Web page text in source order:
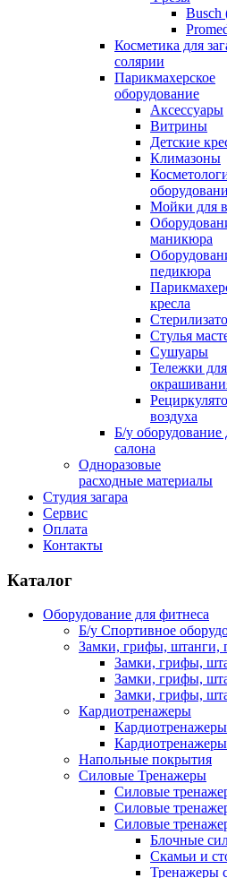
Busch
Косметика для
солярии
Парикмахерское
оборудование
Аксессуары
Витрины
Детские
Климазоны
Мойки для
маникюра
педикюра
кресла
Стулья
Сушуары
Тележки для
воздуха
Б/у оборудование
салона
Одноразовые
расходные материалы
Студия загара
Сервис
Оплата
Контакты
Каталог
Оборудование для фитнеса
Б/у Спортивное
Замки, грифы, штанги,
Замки, грифы,
Замки, грифы,
Замки, грифы,
Кардиотренажеры
Напольные покрытия
Силовые Тренажеры
Силовые
Силовые
Силовые
Блочные
Скамьи и
Тренажеры